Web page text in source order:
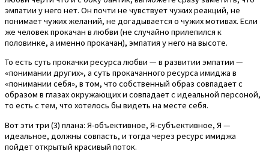
эмпатии у него нет. Он почти не чувствует чужих реакций, не
понимает чужих желаний, не догадывается о чужих мотивах. Если
же человек прокачан в любви (не случайно прилепился к
половинке, а именно прокачан), эмпатия у него на высоте.
То есть суть прокачки ресурса любви — в развитии эмпатии —
«понимании других», а суть прокачанного ресурса имиджа в
«понимании себя», в том, что собственный образ совпадает с
образом в глазах окружающих и совпадает с идеальной персоной,
то есть с тем, что хотелось бы видеть на месте себя.
Вот эти три (3) плана: Я-объективное, Я-субъективное, Я —
идеальное, должны совпасть, и тогда через ресурс имиджа
пойдет открытый красивый поток.